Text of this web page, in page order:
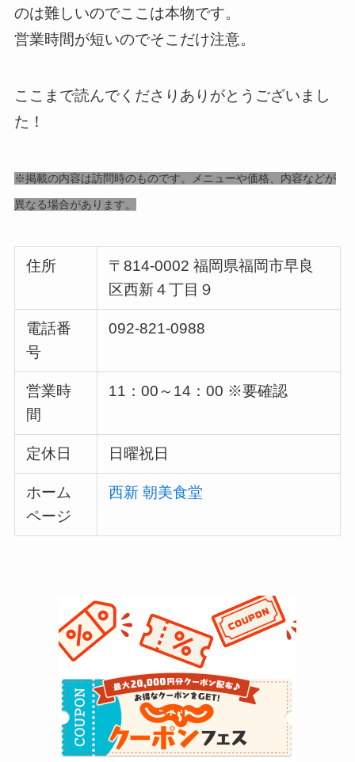
のは難しいのでここは本物です。
営業時間が短いのでそこだけ注意。
ここまで読んでくださりありがとうございまし
た！
※掲載の内容は訪問時のものです。メニューや価格、内容などが
異なる場合があります。
住所
〒814-0002 福岡県福岡市早良
区西新４丁目９
電話番
号
092-821-0988
営業時
間
11：00～14：00 ※要確認
定休日 日曜祝日
ホーム
ページ
西新 朝美食堂